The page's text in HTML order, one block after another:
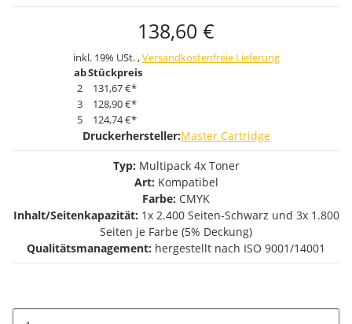
138,60 €
inkl. 19% USt. ,Versandkostenfreie Lieferung
abStückpreis
2
131,67 €*
3
128,90 €*
5
124,74 €*
Druckerhersteller:Master Cartridge
Typ: Multipack 4x Toner
Art: Kompatibel
Farbe: CMYK
Inhalt/Seitenkapazität: 1x 2.400 Seiten-Schwarz und 3x 1.800
Seiten je Farbe (5% Deckung)
Qualitätsmanagement: hergestellt nach ISO 9001/14001